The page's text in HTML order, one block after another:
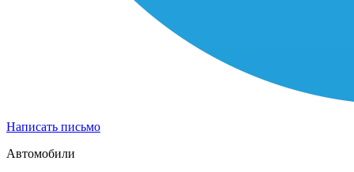
Написать письмо
Автомобили